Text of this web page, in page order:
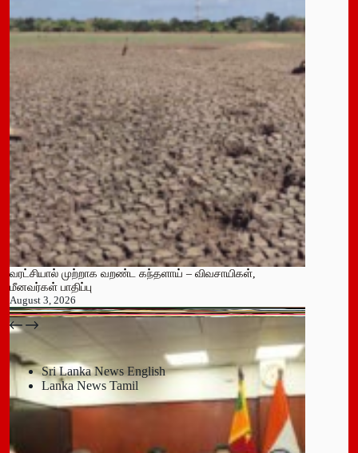
வரட்சியால் முற்றாக வறண்ட கந்தளாய் – விவசாயிகள்,
மீனவர்கள் பாதிப்பு
August 3, 2026
பதுளை மாநகர சபையின் NPP உறுப்பினர் திடீர் ராஜினாமா!
July 14, 2026
Sri Lanka News English
Lanka News Tamil